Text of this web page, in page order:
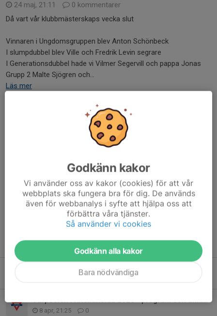
24 maj, 21:11
0 kommentarer
Då vart vår klubbmästerskaps vecka slut
Vinnaren i Ungdomsgruppen blev Anton Schönbeck
I slumpdubbel blev Ville och Fredrik Levin segrare
I Generationsdubbel hade vi Vilmer Segervill och pappa Jonas
Grupp 2 Malte Sjögren och...
Läs mer
KLUBBMÄSTERSKAP
0 kommentarer
18:e -22:e har vi klubbmästerskap HELA veckan! Dvs ingen
Måndag - Nybörjargrupperna Ni som tränar Mån/Ons/Fre/Sön
Tisdag - Slumpdubbel (För dom med över 600 rankingpoäng)
Onsdag - Generations dubbel....
Fler nyheter
Ingen träning på söndag
Vårpoolen i Kristianstad 2026 - program och anmälningslistor
8 apr, 21:25 0
Godkänn kakor
Vi använder oss av kakor (cookies) för att vår
webbplats ska fungera bra för dig. De används
även för webbanalys i syfte att hjälpa oss att
förbättra våra tjänster.
Så använder vi cookies
Godkänn alla kakor
Bara nödvändiga